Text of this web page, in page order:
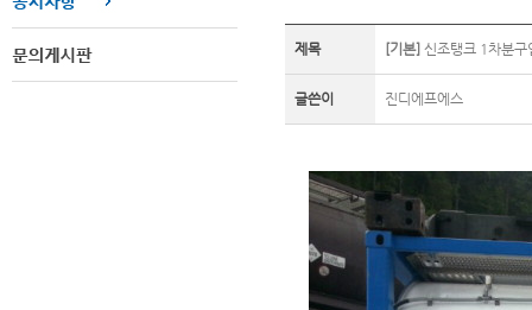
제목 [기본] 신조탱크 1차분
글쓴이 진디에프에스